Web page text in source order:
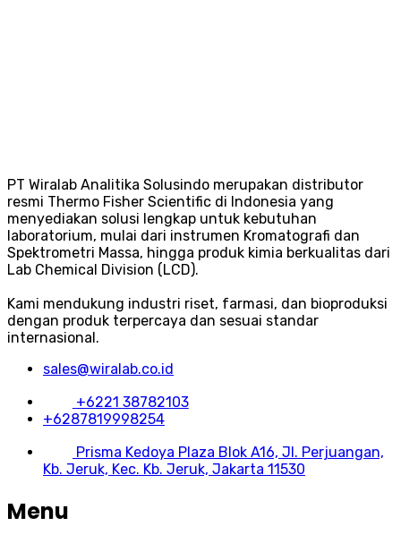
PT Wiralab Analitika Solusindo merupakan distributor
resmi Thermo Fisher Scientific di Indonesia yang
menyediakan solusi lengkap untuk kebutuhan
laboratorium, mulai dari instrumen Kromatografi dan
Spektrometri Massa, hingga produk kimia berkualitas dari
Lab Chemical Division (LCD).
Kami mendukung industri riset, farmasi, dan bioproduksi
dengan produk terpercaya dan sesuai standar
internasional.
sales@wiralab.co.id
+6221 38782103
+6287819998254
Prisma Kedoya Plaza Blok A16, Jl. Perjuangan,
Kb. Jeruk, Kec. Kb. Jeruk, Jakarta 11530
Menu